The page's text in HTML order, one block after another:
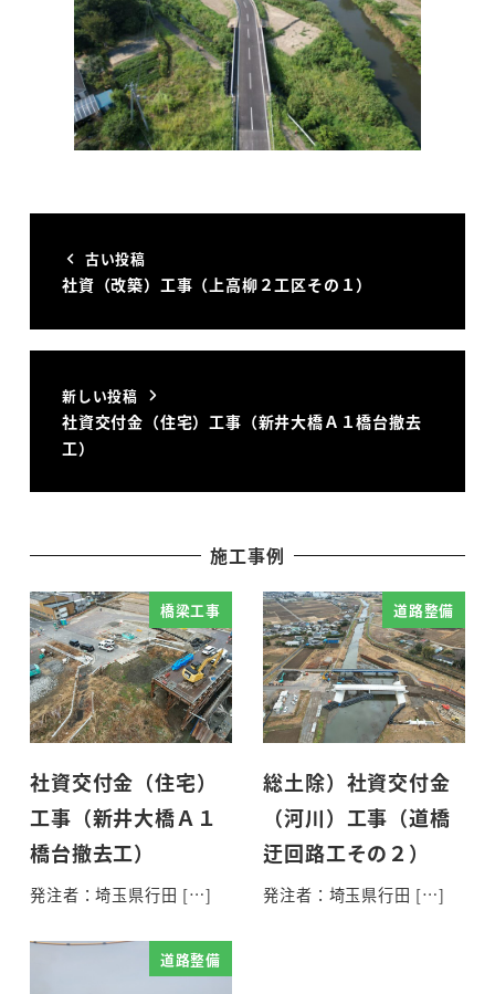
古い投稿
社資（改築）工事（上高柳２工区その１）
新しい投稿
社資交付金（住宅）工事（新井大橋Ａ１橋台撤去
工）
施工事例
橋梁工事
社資交付金（住宅）
工事（新井大橋Ａ１
橋台撤去工）
発注者：埼玉県行田 […]
道路整備
総土除）社資交付金
（河川）工事（道橋
迂回路工その２）
発注者：埼玉県行田 […]
道路整備